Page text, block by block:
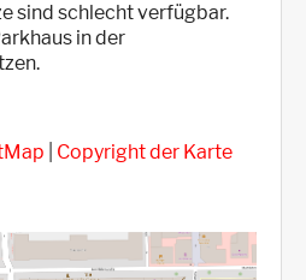
sind schlecht verfügbar.
in der
Copyright der Karte